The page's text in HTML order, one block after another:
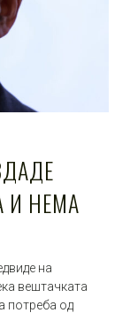
И НЕМА
на
вештачката
потреба од